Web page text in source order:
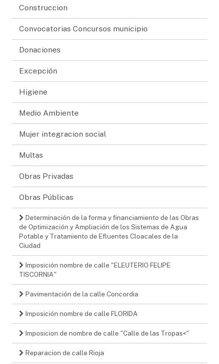
Construccion
Convocatorias Concursos municipio
Donaciones
Excepción
Higiene
Medio Ambiente
Mujer integracion social
Multas
Obras Privadas
Obras Públicas
Determinación de la forma y financiamiento de las Obras
de Optimización y Ampliación de los Sistemas de Agua
Potable y Tratamiento de Efluentes Cloacales de la
Ciudad
Imposición nombre de calle "ELEUTERIO FELIPE
TISCORNIA"
Pavimentación de la calle Concordia
Imposición nombre de calle FLORIDA
Imposicion de nombre de calle "Calle de las Tropas<"
Reparacion de calle Rioja